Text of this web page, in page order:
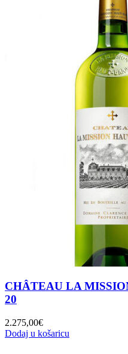
CHÂTEAU LA
20
2.275,00€
Dodaj u košaricu